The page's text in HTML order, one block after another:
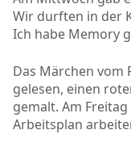
Wir durften in der
Ich habe Memory
Das Märchen vom
gelesen, einen
gemalt. Am
Arbeitsplan